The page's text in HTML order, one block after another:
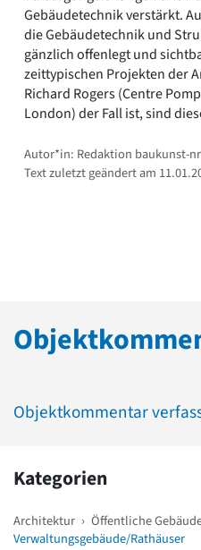
Gebäudetechnik verstärkt.
die Gebäudetechnik und
gänzlich offenlegt und
zeittypischen Projekten der
Richard Rogers (Centre
London) der Fall ist, sind
Autor*in: Redaktion baukunst-
Text zuletzt geändert am
Objektkommentar
Kategorien
Architektur › Öffentliche
Verwaltungsgebäude/Rathäuser